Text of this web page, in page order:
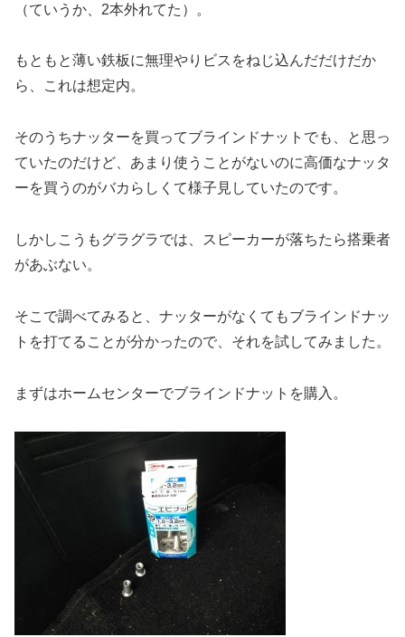
（ていうか、2本外れてた）。
もともと薄い鉄板に無理やりビスをねじ込んだだけだか
ら、これは想定内。
そのうちナッターを買ってブラインドナットでも、と思っ
ていたのだけど、あまり使うことがないのに高価なナッタ
ーを買うのがバカらしくて様子見していたのです。
しかしこうもグラグラでは、スピーカーが落ちたら搭乗者
があぶない。
そこで調べてみると、ナッターがなくてもブラインドナッ
トを打てることが分かったので、それを試してみました。
まずはホームセンターでブラインドナットを購入。